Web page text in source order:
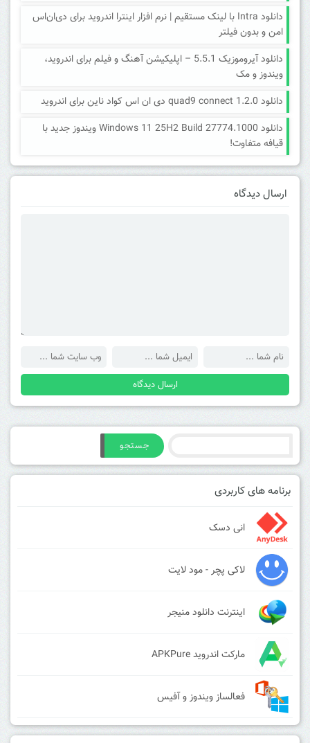
دانلود Intra با لینک مستقیم | نرم افزار اینترا اندروید برای دی‌ان‌اس
امن و بدون فیلتر
دانلود آیروموزیک 5.5.1 – اپلیکیشن آهنگ و فیلم برای اندروید،
ویندوز و مک
دانلود quad9 connect 1.2.0 دی ان اس کواد ناین برای اندروید
دانلود Windows 11 25H2 Build 27774.1000 ویندوز جدید با
قیافه متفاوت!
ارسال دیدگاه
جستجو
برنامه های کاربردی
انی دسک
لاکی پچر - مود لایت
اینترنت دانلود منیجر
مارکت اندروید APKPure
فعالساز ویندوز و آفیس